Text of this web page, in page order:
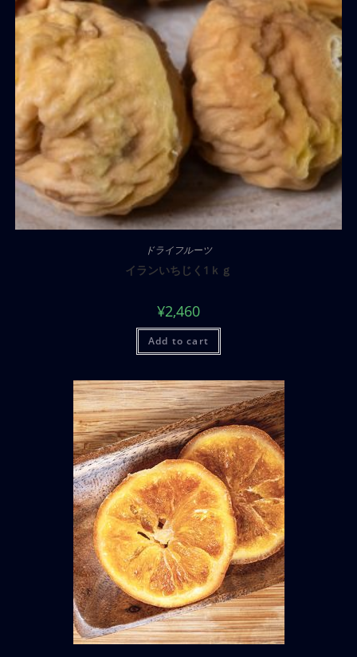
ドライフルーツ
イランいちじく1ｋｇ
¥2,460
Add to cart